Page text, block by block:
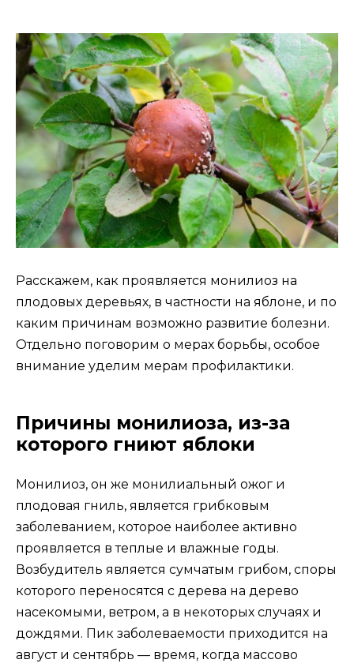
Расскажем, как проявляется монилиоз на
плодовых деревьях, в частности на яблоне, и по
каким причинам возможно развитие болезни.
Отдельно поговорим о мерах борьбы, особое
внимание уделим мерам профилактики.
Причины монилиоза, из-за
которого гниют яблоки
Монилиоз, он же монилиальный ожог и
плодовая гниль, является грибковым
заболеванием, которое наиболее активно
проявляется в теплые и влажные годы.
Возбудитель является сумчатым грибом, споры
которого переносятся с дерева на дерево
насекомыми, ветром, а в некоторых случаях и
дождями. Пик заболеваемости приходится на
август и сентябрь — время, когда массово